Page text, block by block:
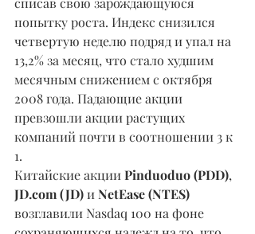
попытку роста. Индекс снизился
четвертую неделю подряд и упал на
13,2% за месяц, что стало худшим
месячным снижением с октября
2008 года. Падающие акции
превзошли акции растущих
компаний почти в соотношении 3 к
1.
Китайские акции Pinduoduo (PDD),
JD.com (JD) и NetEase (NTES)
возглавили Nasdaq 100 на фоне